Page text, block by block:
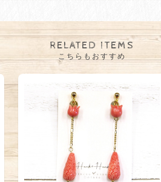
RELATED ITEMS
こちらもおすすめ